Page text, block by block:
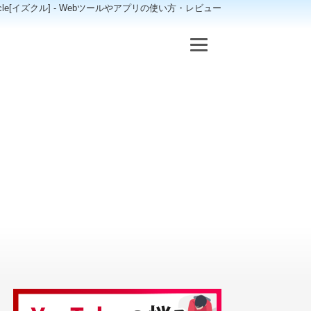
イズクル] - Webツールやアプリの使い方・レビュー